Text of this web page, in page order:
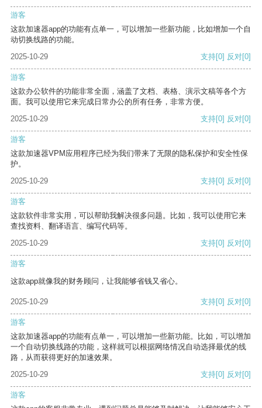
游客
这款加速器app的功能有点单一，可以增加一些新功能，比如增加一个自
动切换线路的功能。
2025-10-29
支持[0] 反对[0]
游客
这款办公软件的功能非常全面，涵盖了文档、表格、演示文稿等各个方
面。我可以使用它来完成日常办公的所有任务，非常方便。
2025-10-29
支持[0] 反对[0]
游客
这款加速器VPM应用程序已经为我们带来了无限的隐私保护和安全性保
护。
2025-10-29
支持[0] 反对[0]
游客
这款软件非常实用，可以帮助我解决很多问题。比如，我可以使用它来
查找资料、翻译语言、编写代码等。
2025-10-29
支持[0] 反对[0]
游客
这款app就像我的财务顾问，让我能够省钱又省心。
2025-10-29 支持[0] 反对[0]
游客
这款加速器app的功能有点单一，可以增加一些新功能。比如，可以增加
一个自动切换线路的功能，这样就可以根据网络情况自动选择最优的线
路，从而获得更好的加速效果。
2025-10-29
支持[0] 反对[0]
游客